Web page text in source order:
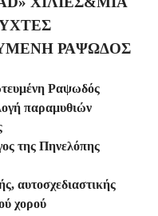
ΡΑΨΩΔΟΣ
Ραψωδός
παραμυθιών
της Πηνελόπης
αυτοσχεδιαστικής
χορού